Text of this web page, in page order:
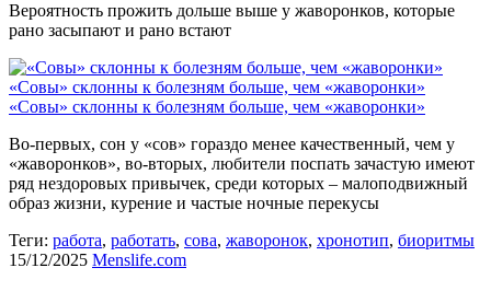
Вероятность прожить дольше выше у жаворонков, которые
рано засыпают и рано встают
«Совы» склонны к болезням больше, чем «жаворонки»
«Совы» склонны к болезням больше, чем «жаворонки»
Во-первых, сон у «сов» гораздо менее качественный, чем у
«жаворонков», во-вторых, любители поспать зачастую имеют
ряд нездоровых привычек, среди которых – малоподвижный
образ жизни, курение и частые ночные перекусы
Теги: работа, работать, сова, жаворонок, хронотип, биоритмы
15/12/2025 Menslife.com